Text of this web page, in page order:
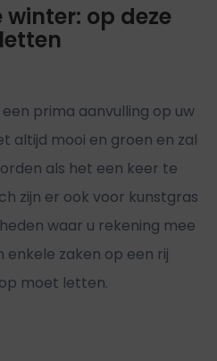
op deze
prima aanvulling op uw
altijd mooi en groen en zal
als het een keer te
zijn er ook voor kunstgras
waar u rekening mee
zaken op een rij
moet letten.